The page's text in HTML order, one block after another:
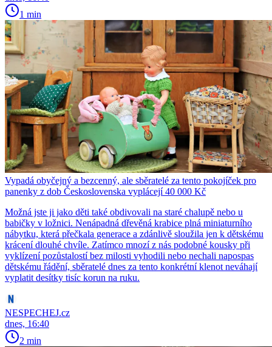
1 min
Vypadá obyčejný a bezcenný, ale sběratelé za tento pokojíček pro
panenky z dob Československa vyplácejí 40 000 Kč
Možná jste ji jako děti také obdivovali na staré chalupě nebo u
babičky v ložnici. Nenápadná dřevěná krabice plná miniaturního
nábytku, která přečkala generace a zdánlivě sloužila jen k dětskému
krácení dlouhé chvíle. Zatímco mnozí z nás podobné kousky při
vyklízení pozůstalostí bez milosti vyhodili nebo nechali napospas
dětskému řádění, sběratelé dnes za tento konkrétní klenot neváhají
vyplatit desítky tisíc korun na ruku.
NESPECHEJ.cz
dnes, 16:40
2 min